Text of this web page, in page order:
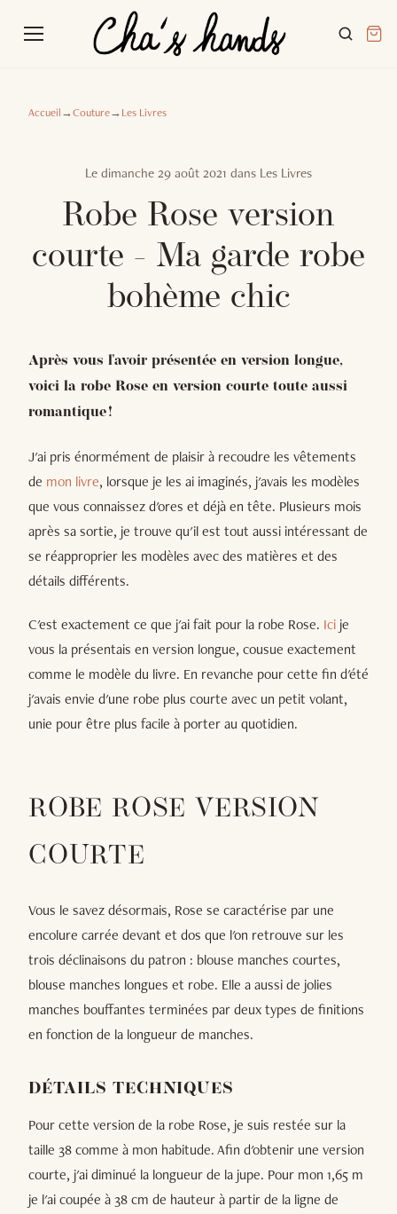
Accueil→Couture→Les Livres
Le dimanche 29 août 2021 dans Les Livres
Robe Rose version
courte - Ma garde robe
bohème chic
Après vous l'avoir présentée en version longue,
voici la robe Rose en version courte toute aussi
romantique !
J'ai pris énormément de plaisir à recoudre les vêtements
de mon livre, lorsque je les ai imaginés, j'avais les modèles
que vous connaissez d'ores et déjà en tête. Plusieurs mois
après sa sortie, je trouve qu'il est tout aussi intéressant de
se réapproprier les modèles avec des matières et des
détails différents.
C'est exactement ce que j'ai fait pour la robe Rose. Ici je
vous la présentais en version longue, cousue exactement
comme le modèle du livre. En revanche pour cette fin d'été
j'avais envie d'une robe plus courte avec un petit volant,
unie pour être plus facile à porter au quotidien.
ROBE ROSE VERSION
COURTE
Vous le savez désormais, Rose se caractérise par une
encolure carrée devant et dos que l'on retrouve sur les
trois déclinaisons du patron : blouse manches courtes,
blouse manches longues et robe. Elle a aussi de jolies
manches bouffantes terminées par deux types de finitions
en fonction de la longueur de manches.
DÉTAILS TECHNIQUES
Pour cette version de la robe Rose, je suis restée sur la
taille 38 comme à mon habitude. Afin d'obtenir une version
courte, j'ai diminué la longueur de la jupe. Pour mon 1,65 m
je l'ai coupée à 38 cm de hauteur à partir de la ligne de